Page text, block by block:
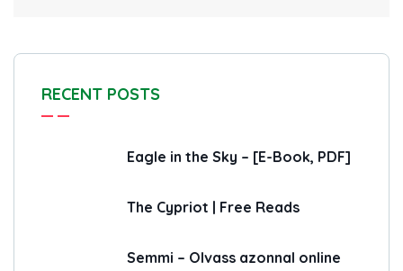
RECENT POSTS
Eagle in the Sky – [E-Book, PDF]
The Cypriot | Free Reads
Semmi – Olvass azonnal online